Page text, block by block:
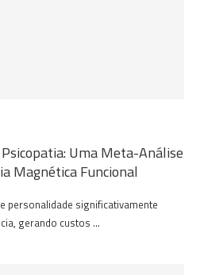
Uma Meta-Análise
Magnética Funcional
personalidade significativamente
gerando custos …